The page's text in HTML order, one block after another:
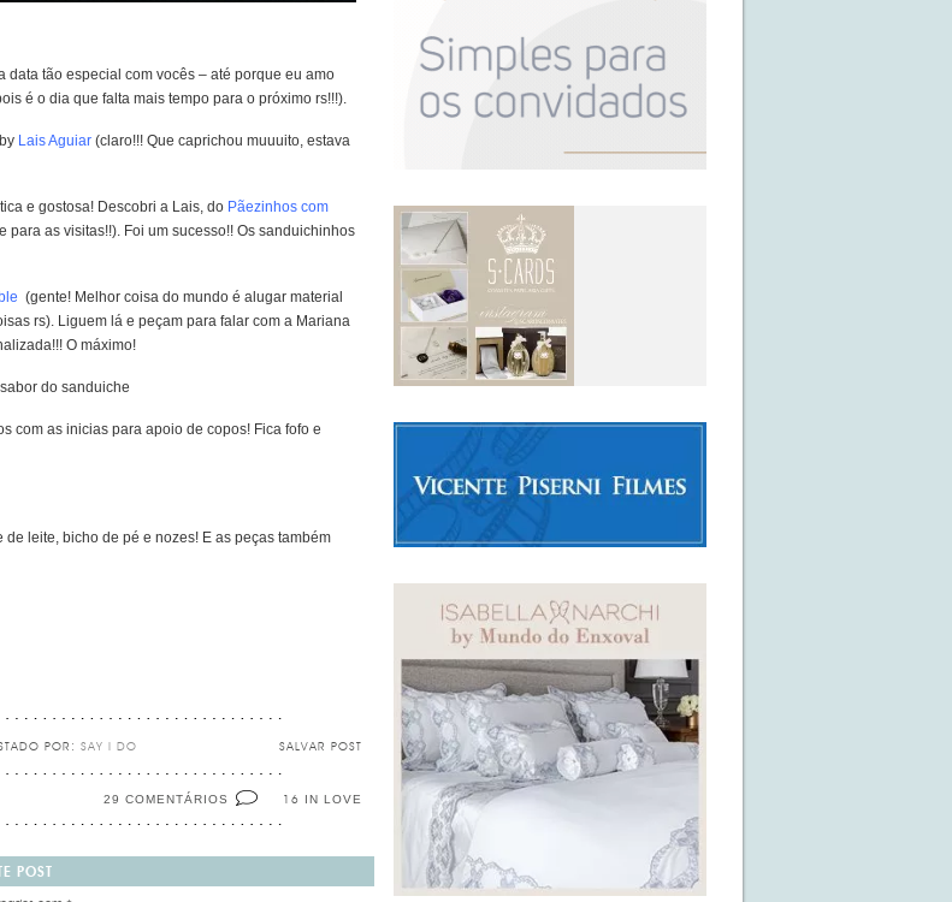
tão especial com vocês – até porque eu amo
é o dia que falta mais tempo para o próximo rs!!!).
Lais Aguiar (claro!!! Que caprichou muuuito, estava
e gostosa! Descobri a Lais, do Pãezinhos com
para as visitas!!). Foi um sucesso!! Os sanduichinhos
(gente! Melhor coisa do mundo é alugar material
rs). Liguem lá e peçam para falar com a Mariana
O máximo!
do sanduiche
com as inicias para apoio de copos! Fica fofo e
leite, bicho de pé e nozes! E as peças também
SALVAR POST
POR: SAY I DO
16 IN LOVE
29 COMENTÁRIOS
POST